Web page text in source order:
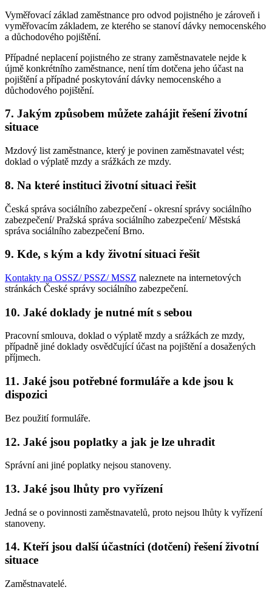
Vyměřovací základ zaměstnance pro odvod pojistného je zároveň i
vyměřovacím základem, ze kterého se stanoví dávky nemocenského
a důchodového pojištění.
Případné neplacení pojistného ze strany zaměstnavatele nejde k
újmě konkrétního zaměstnance, není tím dotčena jeho účast na
pojištění a případné poskytování dávky nemocenského a
důchodového pojištění.
7. Jakým způsobem můžete zahájit řešení životní
situace
Mzdový list zaměstnance, který je povinen zaměstnavatel vést;
doklad o výplatě mzdy a srážkách ze mzdy.
8. Na které instituci životní situaci řešit
Česká správa sociálního zabezpečení - okresní správy sociálního
zabezpečení/ Pražská správa sociálního zabezpečení/ Městská
správa sociálního zabezpečení Brno.
9. Kde, s kým a kdy životní situaci řešit
Kontakty na OSSZ/ PSSZ/ MSSZ naleznete na internetových
stránkách České správy sociálního zabezpečení.
10. Jaké doklady je nutné mít s sebou
Pracovní smlouva, doklad o výplatě mzdy a srážkách ze mzdy,
případně jiné doklady osvědčující účast na pojištění a dosažených
příjmech.
11. Jaké jsou potřebné formuláře a kde jsou k
dispozici
Bez použití formuláře.
12. Jaké jsou poplatky a jak je lze uhradit
Správní ani jiné poplatky nejsou stanoveny.
13. Jaké jsou lhůty pro vyřízení
Jedná se o povinnosti zaměstnavatelů, proto nejsou lhůty k vyřízení
stanoveny.
14. Kteří jsou další účastníci (dotčení) řešení životní
situace
Zaměstnavatelé.